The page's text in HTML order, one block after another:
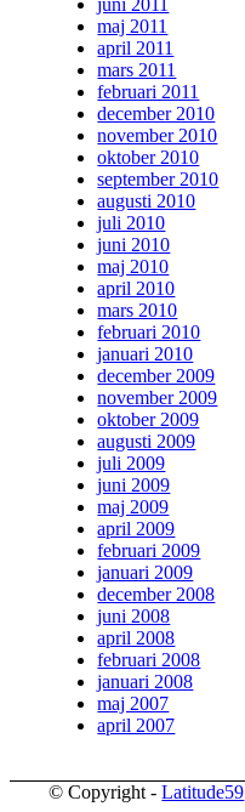
juni 2011
maj 2011
april 2011
mars 2011
februari 2011
december 2010
november 2010
oktober 2010
september 2010
augusti 2010
juli 2010
juni 2010
maj 2010
april 2010
mars 2010
februari 2010
januari 2010
december 2009
november 2009
oktober 2009
augusti 2009
juli 2009
juni 2009
maj 2009
april 2009
februari 2009
januari 2009
december 2008
juni 2008
april 2008
februari 2008
januari 2008
maj 2007
april 2007
© Copyright -Latitude59